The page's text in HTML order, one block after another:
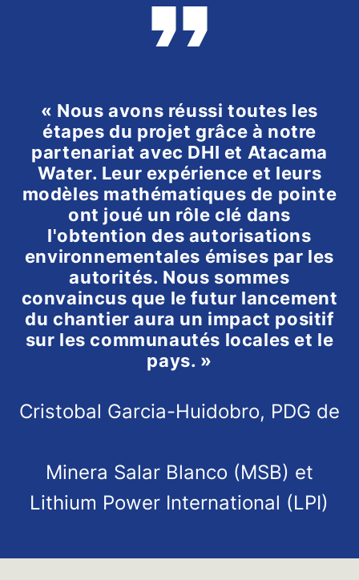
« Nous avons réussi toutes les
étapes du projet grâce à notre
partenariat avec DHI et Atacama
Water. Leur expérience et leurs
modèles mathématiques de pointe
ont joué un rôle clé dans
l'obtention des autorisations
environnementales émises par les
autorités. Nous sommes
convaincus que le futur lancement
du chantier aura un impact positif
sur les communautés locales et le
pays. »
Cristobal Garcia-Huidobro, PDG de
Minera Salar Blanco (MSB) et
Lithium Power International (LPI)